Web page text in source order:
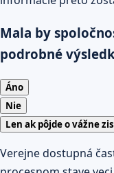
Mala by
podrobné
Áno
Nie
Len ak pôjde o vážne
Verejne dostupná